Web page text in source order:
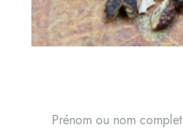
Prénom ou nom complet